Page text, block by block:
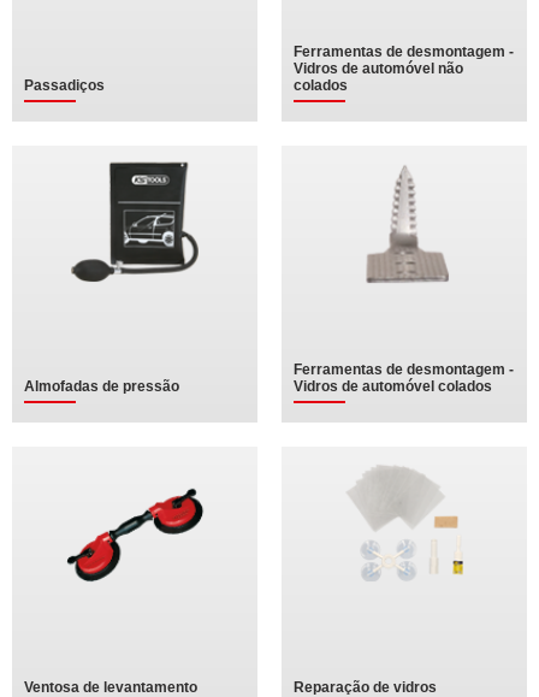
Passadiços
Ferramentas de desmontagem -
Vidros de automóvel não
colados
Almofadas de pressão
Ferramentas de desmontagem -
Vidros de automóvel colados
Ventosa de levantamento Reparação de vidros